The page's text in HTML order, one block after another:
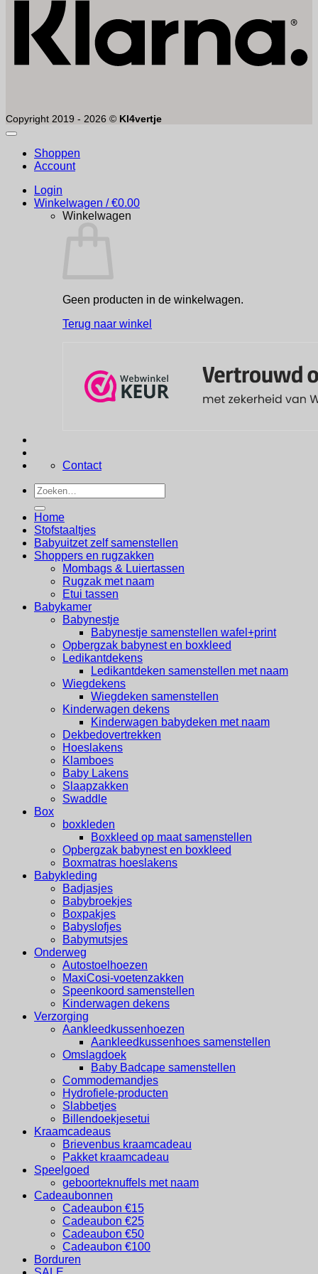
Copyright 2019 - 2026 © Kl4vertje
Shoppen
Account
Login
Winkelwagen /€0.00
Winkelwagen
Geen producten in de winkelwagen.
Terug naar winkel
Contact
Zoeken
naar:
Home
Stofstaaltjes
Babyuitzet zelf samenstellen
Shoppers en rugzakken
Mombags & Luiertassen
Rugzak met naam
Etui tassen
Babykamer
Babynestje
Babynestje samenstellen wafel+print
Opbergzak babynest en boxkleed
Ledikantdekens
Ledikantdeken samenstellen met naam
Wiegdekens
Wiegdeken samenstellen
Kinderwagen dekens
Kinderwagen babydeken met naam
Dekbedovertrekken
Hoeslakens
Klamboes
Baby Lakens
Slaapzakken
Swaddle
Box
boxkleden
Boxkleed op maat samenstellen
Opbergzak babynest en boxkleed
Boxmatras hoeslakens
Babykleding
Badjasjes
Babybroekjes
Boxpakjes
Babyslofjes
Babymutsjes
Onderweg
Autostoelhoezen
MaxiCosi-voetenzakken
Speenkoord samenstellen
Kinderwagen dekens
Verzorging
Aankleedkussenhoezen
Aankleedkussenhoes samenstellen
Omslagdoek
Baby Badcape samenstellen
Commodemandjes
Hydrofiele-producten
Slabbetjes
Billendoekjesetui
Kraamcadeaus
Brievenbus kraamcadeau
Pakket kraamcadeau
Speelgoed
geboorteknuffels met naam
Cadeaubonnen
Cadeaubon €15
Cadeaubon €25
Cadeaubon €50
Cadeaubon €100
Borduren